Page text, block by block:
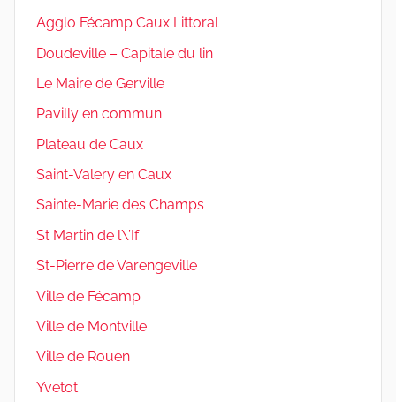
Agglo Fécamp Caux Littoral
Doudeville – Capitale du lin
Le Maire de Gerville
Pavilly en commun
Plateau de Caux
Saint-Valery en Caux
Sainte-Marie des Champs
St Martin de l\’If
St-Pierre de Varengeville
Ville de Fécamp
Ville de Montville
Ville de Rouen
Yvetot